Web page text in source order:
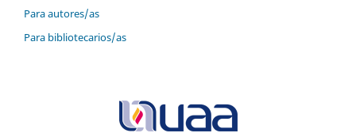
Para autores/as
Para bibliotecarios/as